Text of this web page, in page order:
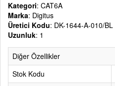
Kategori: CAT6A
Marka: Digitus
Üretici Kodu: DK-1644-A-010/BL
Uzunluk: 1
Diğer Özellikler
Stok Kodu